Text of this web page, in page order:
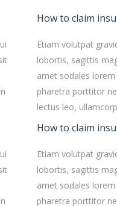
How to claim
Etiam volutpat
lobortis, sagittis
amet sodales
pharetra porttitor
lectus leo,
How to claim
Etiam volutpat
lobortis, sagittis
amet sodales
pharetra porttitor